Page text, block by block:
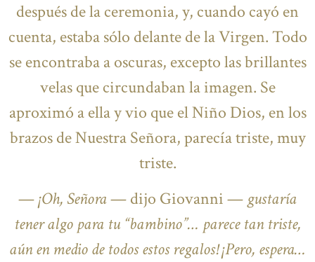
después de la ceremonia, y, cuando cayó en
cuenta, estaba sólo delante de la Virgen. Todo
se encontraba a oscuras, excepto las brillantes
velas que circundaban la imagen. Se
aproximó a ella y vio que el Niño Dios, en los
brazos de Nuestra Señora, parecía triste, muy
triste.
—¡Oh, Señora— dijo Giovanni — gustaría
tener algo para tu “bambino”… parece tan triste,
aún en medio de todos estos regalos! ¡Pero, espera…